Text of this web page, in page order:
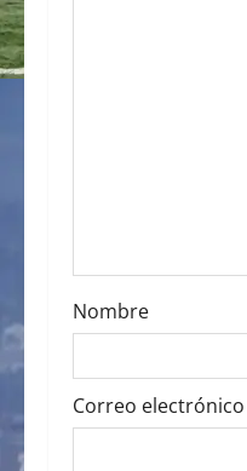
o
n
Nombre
Correo electrónico